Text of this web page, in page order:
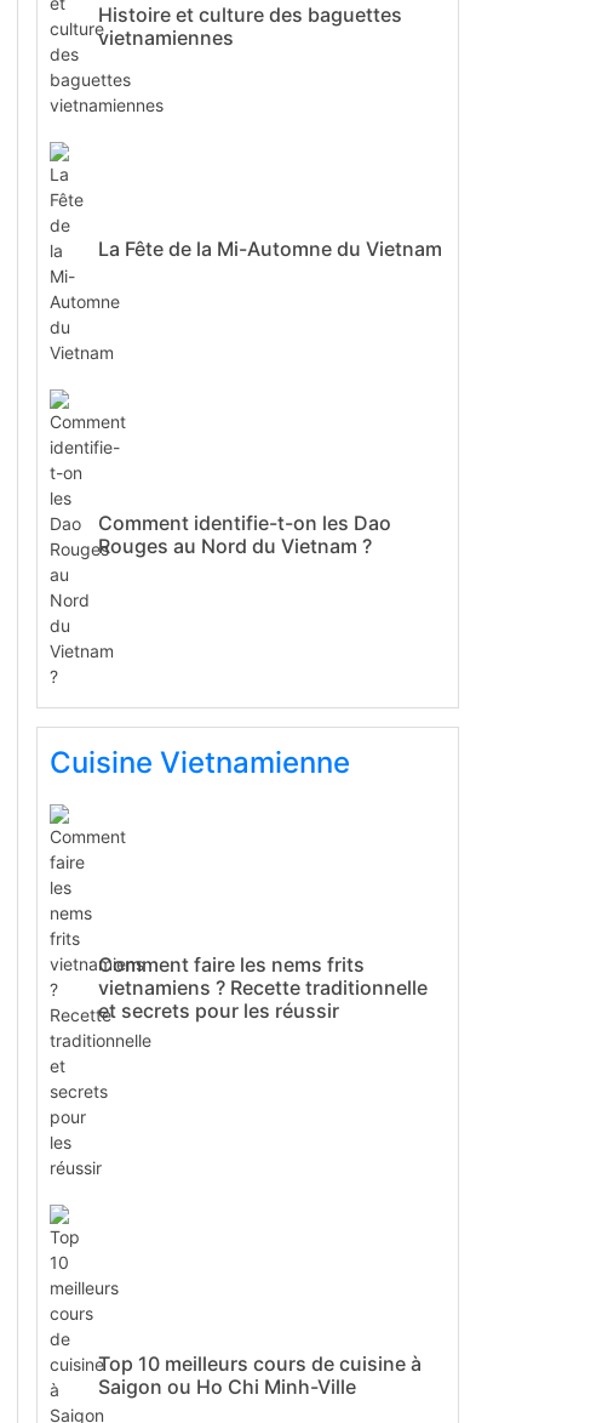
Histoire et culture des baguettes
vietnamiennes
La Fête de la Mi-Automne du Vietnam
Comment identifie-t-on les Dao
Rouges au Nord du Vietnam ?
Cuisine Vietnamienne
Comment faire les nems frits
vietnamiens ? Recette traditionnelle
et secrets pour les réussir
Top 10 meilleurs cours de cuisine à
Saigon ou Ho Chi Minh-Ville